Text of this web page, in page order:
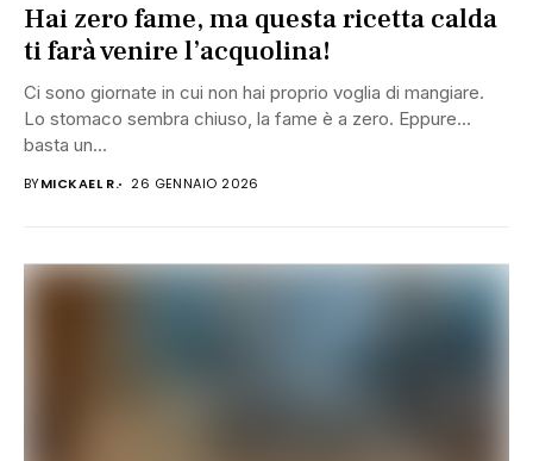
Hai zero fame, ma questa ricetta calda
ti farà venire l’acquolina!
Ci sono giornate in cui non hai proprio voglia di mangiare.
Lo stomaco sembra chiuso, la fame è a zero. Eppure…
basta un...
BYMICKAEL R. 26 GENNAIO 2026